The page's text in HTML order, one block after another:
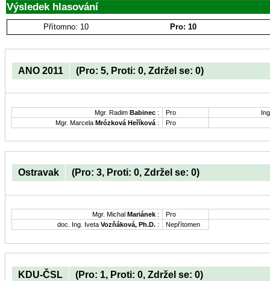
Výsledek hlasování
Přítomno: 10 Pro: 10
ANO 2011 (Pro: 5, Proti: 0, Zdržel se: 0)
Mgr. Radim Babinec : Pro
Mgr. Marcela Mrózková Heříková : Pro
Ostravak (Pro: 3, Proti: 0, Zdržel se: 0)
Mgr. Michal Mariánek :
Pro
doc. Ing. Iveta Vozňáková, Ph.D. : Nepřítomen
KDU-ČSL (Pro: 1, Proti: 0, Zdržel se: 0)